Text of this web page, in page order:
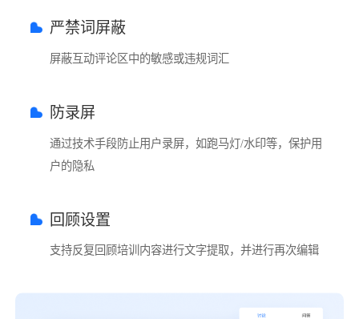
严禁词屏蔽
屏蔽互动评论区中的敏感或违规词汇
防录屏
通过技术手段防止用户录屏，如跑马灯/水印等，保护用
户的隐私
回顾设置
支持反复回顾培训内容进行文字提取，并进行再次编辑